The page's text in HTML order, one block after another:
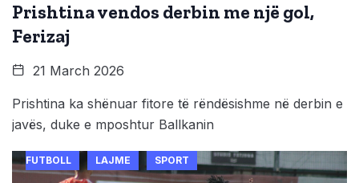
Prishtina vendos derbin me një gol,
Ferizaj
21 March 2026
Prishtina ka shënuar fitore të rëndësishme në derbin e
javës, duke e mposhtur Ballkanin
FUTBOLL LAJME SPORT